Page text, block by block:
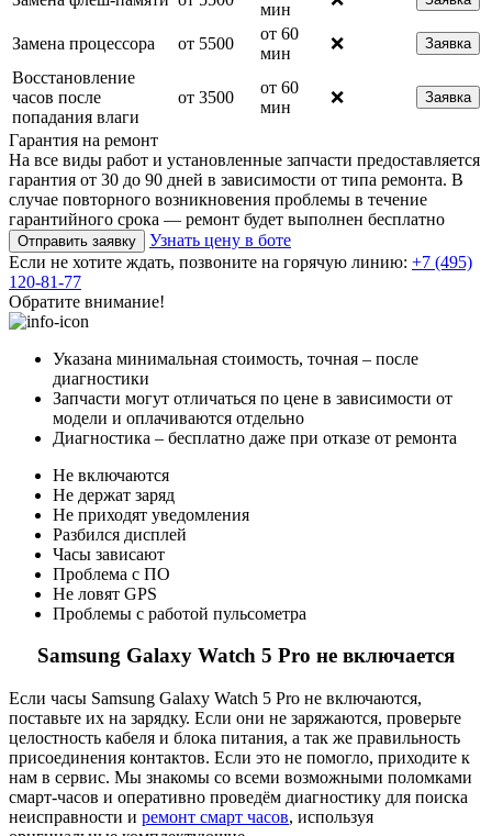
мин
Замена процессора от 5500
от 60
мин
❌ Заявка
Восстановление
часов после
попадания влаги
от 3500
от 60
мин
❌ Заявка
Гарантия на ремонт
На все виды работ и установленные запчасти предоставляется
гарантия от 30 до 90 дней в зависимости от типа ремонта. В
случае повторного возникновения проблемы в течение
гарантийного срока — ремонт будет выполнен бесплатно
Отправить заявку
Узнать цену в боте
Если не хотите ждать, позвоните на горячую линию: +7 (495)
120-81-77
Обратите внимание!
Указана минимальная стоимость, точная – после
диагностики
Запчасти могут отличаться по цене в зависимости от
модели и оплачиваются отдельно
Диагностика – бесплатно даже при отказе от ремонта
Не включаются
Не держат заряд
Не приходят уведомления
Разбился дисплей
Часы зависают
Проблема с ПО
Не ловят GPS
Проблемы с работой пульсометра
Samsung Galaxy Watch 5 Pro не включается
Если часы Samsung Galaxy Watch 5 Pro не включаются,
поставьте их на зарядку. Если они не заряжаются, проверьте
целостность кабеля и блока питания, а так же правильность
присоединения контактов. Если это не помогло, приходите к
нам в сервис. Мы знакомы со всеми возможными поломками
смарт-часов и оперативно проведём диагностику для поиска
неисправности и ремонт смарт часов, используя